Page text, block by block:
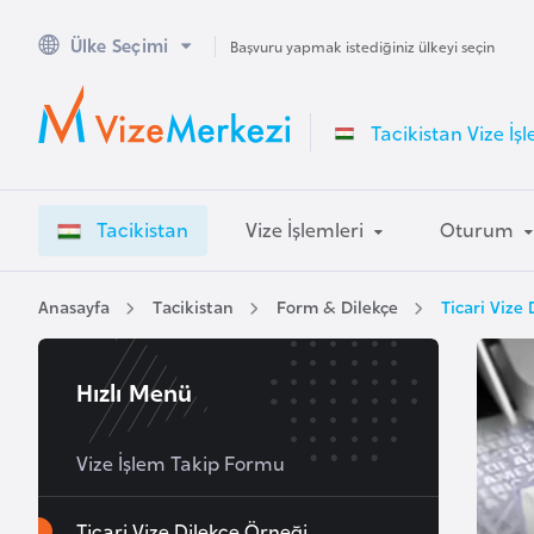
Ülke Seçimi Başvuru yapmak istediğiniz ülkeyi seçin
Tacikistan Vize
Tacikistan Vize İşlemleri Oturum
Anasayfa Tacikistan Form & Dilekçe Ticari Vize
Hızlı Menü
Vize İşlem Takip Formu
A
u
s
a
l
A
v
u
s
t